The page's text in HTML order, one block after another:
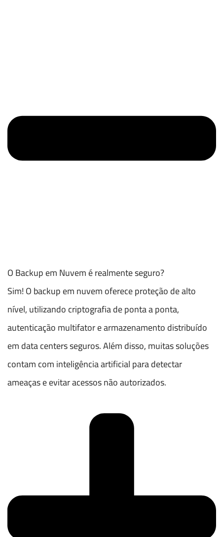
O Backup em Nuvem é realmente seguro?
Sim! O backup em nuvem oferece proteção de alto
nível, utilizando criptografia de ponta a ponta,
autenticação multifator e armazenamento distribuído
em data centers seguros. Além disso, muitas soluções
contam com inteligência artificial para detectar
ameaças e evitar acessos não autorizados.